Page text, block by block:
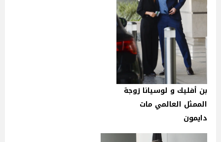
بن أفليك و لوسيانا زوجة
الممثل العالمي مات
دايمون